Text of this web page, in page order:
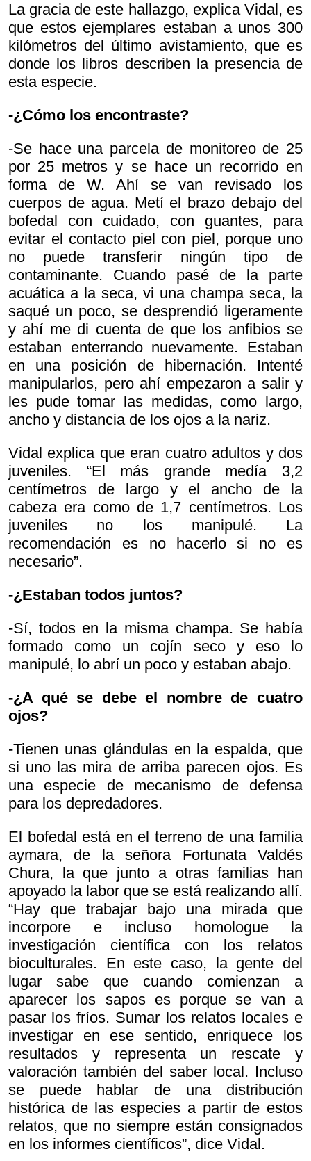
La gracia de este hallazgo, explica Vidal, es
que estos ejemplares estaban a unos 300
kilómetros del último avistamiento, que es
donde los libros describen la presencia de
esta especie.
-¿Cómo los encontraste?
-Se hace una parcela de monitoreo de 25
por 25 metros y se hace un recorrido en
forma de W. Ahí se van revisado los
cuerpos de agua. Metí el brazo debajo del
bofedal con cuidado, con guantes, para
evitar el contacto piel con piel, porque uno
no puede transferir ningún tipo de
contaminante. Cuando pasé de la parte
acuática a la seca, vi una champa seca, la
saqué un poco, se desprendió ligeramente
y ahí me di cuenta de que los anfibios se
estaban enterrando nuevamente. Estaban
en una posición de hibernación. Intenté
manipularlos, pero ahí empezaron a salir y
les pude tomar las medidas, como largo,
ancho y distancia de los ojos a la nariz.
Vidal explica que eran cuatro adultos y dos
juveniles. “El más grande medía 3,2
centímetros de largo y el ancho de la
cabeza era como de 1,7 centímetros. Los
juveniles no los manipulé. La
recomendación es no hacerlo si no es
necesario”.
-¿Estaban todos juntos?
-Sí, todos en la misma champa. Se había
formado como un cojín seco y eso lo
manipulé, lo abrí un poco y estaban abajo.
-¿A qué se debe el nombre de cuatro
ojos?
-Tienen unas glándulas en la espalda, que
si uno las mira de arriba parecen ojos. Es
una especie de mecanismo de defensa
para los depredadores.
El bofedal está en el terreno de una familia
aymara, de la señora Fortunata Valdés
Chura, la que junto a otras familias han
apoyado la labor que se está realizando allí.
“Hay que trabajar bajo una mirada que
incorpore e incluso homologue la
investigación científica con los relatos
bioculturales. En este caso, la gente del
lugar sabe que cuando comienzan a
aparecer los sapos es porque se van a
pasar los fríos. Sumar los relatos locales e
investigar en ese sentido, enriquece los
resultados y representa un rescate y
valoración también del saber local. Incluso
se puede hablar de una distribución
histórica de las especies a partir de estos
relatos, que no siempre están consignados
en los informes científicos”, dice Vidal.